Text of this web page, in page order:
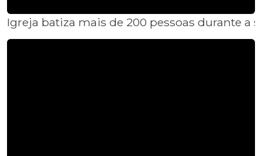
Igreja batiza mais de 200 pessoas durante a